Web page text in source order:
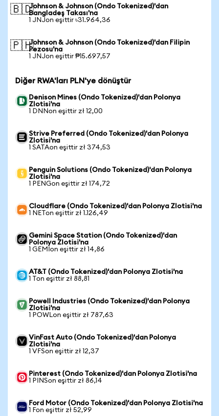
🇧🇩Johnson & Johnson (Ondo Tokenized)'dan
Bangladeş Takası'na
1 JNJon eşittir ৳31.964,36
🇵🇭Johnson & Johnson (Ondo Tokenized)'dan Filipin
Pezosu'na
1 JNJon eşittir ₱15.697,57
Diğer RWA'ları PLN'ye dönüştür
Denison Mines (Ondo Tokenized)'dan Polonya
Zlotisi'na
1 DNNon eşittir zł 12,00
Strive Preferred (Ondo Tokenized)'dan Polonya
Zlotisi'na
1 SATAon eşittir zł 374,53
Penguin Solutions (Ondo Tokenized)'dan Polonya
Zlotisi'na
1 PENGon eşittir zł 174,72
Cloudflare (Ondo Tokenized)'dan Polonya Zlotisi'na
1 NETon eşittir zł 1.126,49
Gemini Space Station (Ondo Tokenized)'dan
Polonya Zlotisi'na
1 GEMIon eşittir zł 14,86
AT&T (Ondo Tokenized)'dan Polonya Zlotisi'na
1 Ton eşittir zł 88,81
Powell Industries (Ondo Tokenized)'dan Polonya
Zlotisi'na
1 POWLon eşittir zł 787,63
VinFast Auto (Ondo Tokenized)'dan Polonya
Zlotisi'na
1 VFSon eşittir zł 12,37
Pinterest (Ondo Tokenized)'dan Polonya Zlotisi'na
1 PINSon eşittir zł 86,14
Ford Motor (Ondo Tokenized)'dan Polonya Zlotisi'na
1 Fon eşittir zł 52,99